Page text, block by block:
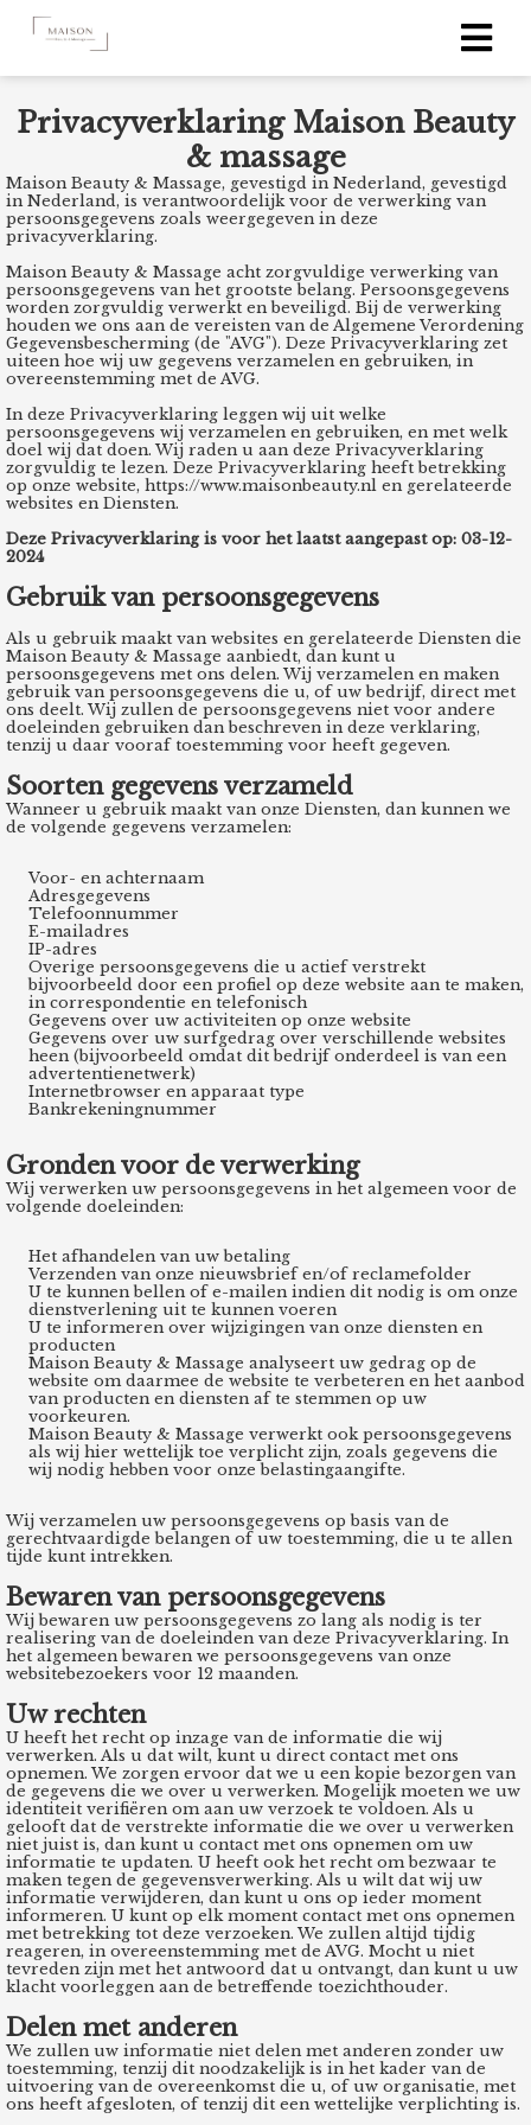
Privacyverklaring Maison Beauty
& massage
Maison Beauty & Massage, gevestigd in Nederland, gevestigd
in Nederland, is verantwoordelijk voor de verwerking van
persoonsgegevens zoals weergegeven in deze
privacyverklaring.
Maison Beauty & Massage acht zorgvuldige verwerking van
persoonsgegevens van het grootste belang. Persoonsgegevens
worden zorgvuldig verwerkt en beveiligd. Bij de verwerking
houden we ons aan de vereisten van de Algemene Verordening
Gegevensbescherming (de "AVG"). Deze Privacyverklaring zet
uiteen hoe wij uw gegevens verzamelen en gebruiken, in
overeenstemming met de AVG.
In deze Privacyverklaring leggen wij uit welke
persoonsgegevens wij verzamelen en gebruiken, en met welk
doel wij dat doen. Wij raden u aan deze Privacyverklaring
zorgvuldig te lezen. Deze Privacyverklaring heeft betrekking
op onze website, https://www.maisonbeauty.nl en gerelateerde
websites en Diensten.
Deze Privacyverklaring is voor het laatst aangepast op: 03-12-
2024
Gebruik van persoonsgegevens
Als u gebruik maakt van websites en gerelateerde Diensten die
Maison Beauty & Massage aanbiedt, dan kunt u
persoonsgegevens met ons delen. Wij verzamelen en maken
gebruik van persoonsgegevens die u, of uw bedrijf, direct met
ons deelt. Wij zullen de persoonsgegevens niet voor andere
doeleinden gebruiken dan beschreven in deze verklaring,
tenzij u daar vooraf toestemming voor heeft gegeven.
Soorten gegevens verzameld
Wanneer u gebruik maakt van onze Diensten, dan kunnen we
de volgende gegevens verzamelen:
Voor- en achternaam
Adresgegevens
Telefoonnummer
E-mailadres
IP-adres
Overige persoonsgegevens die u actief verstrekt
bijvoorbeeld door een profiel op deze website aan te maken,
in correspondentie en telefonisch
Gegevens over uw activiteiten op onze website
Gegevens over uw surfgedrag over verschillende websites
heen (bijvoorbeeld omdat dit bedrijf onderdeel is van een
advertentienetwerk)
Internetbrowser en apparaat type
Bankrekeningnummer
Gronden voor de verwerking
Wij verwerken uw persoonsgegevens in het algemeen voor de
volgende doeleinden:
Het afhandelen van uw betaling
Verzenden van onze nieuwsbrief en/of reclamefolder
U te kunnen bellen of e-mailen indien dit nodig is om onze
dienstverlening uit te kunnen voeren
U te informeren over wijzigingen van onze diensten en
producten
Maison Beauty & Massage analyseert uw gedrag op de
website om daarmee de website te verbeteren en het aanbod
van producten en diensten af te stemmen op uw
voorkeuren.
Maison Beauty & Massage verwerkt ook persoonsgegevens
als wij hier wettelijk toe verplicht zijn, zoals gegevens die
wij nodig hebben voor onze belastingaangifte.
Wij verzamelen uw persoonsgegevens op basis van de
gerechtvaardigde belangen of uw toestemming, die u te allen
tijde kunt intrekken.
Bewaren van persoonsgegevens
Wij bewaren uw persoonsgegevens zo lang als nodig is ter
realisering van de doeleinden van deze Privacyverklaring. In
het algemeen bewaren we persoonsgegevens van onze
websitebezoekers voor 12 maanden.
Uw rechten
U heeft het recht op inzage van de informatie die wij
verwerken. Als u dat wilt, kunt u direct contact met ons
opnemen. We zorgen ervoor dat we u een kopie bezorgen van
de gegevens die we over u verwerken. Mogelijk moeten we uw
identiteit verifiëren om aan uw verzoek te voldoen. Als u
gelooft dat de verstrekte informatie die we over u verwerken
niet juist is, dan kunt u contact met ons opnemen om uw
informatie te updaten. U heeft ook het recht om bezwaar te
maken tegen de gegevensverwerking. Als u wilt dat wij uw
informatie verwijderen, dan kunt u ons op ieder moment
informeren. U kunt op elk moment contact met ons opnemen
met betrekking tot deze verzoeken. We zullen altijd tijdig
reageren, in overeenstemming met de AVG. Mocht u niet
tevreden zijn met het antwoord dat u ontvangt, dan kunt u uw
klacht voorleggen aan de betreffende toezichthouder.
Delen met anderen
We zullen uw informatie niet delen met anderen zonder uw
toestemming, tenzij dit noodzakelijk is in het kader van de
uitvoering van de overeenkomst die u, of uw organisatie, met
ons heeft afgesloten, of tenzij dit een wettelijke verplichting is.
zijn
om
Ze
gebruikt
deze
kan de
worden
om
te
over
op
gebruikt
te
de
Hierdoor
van